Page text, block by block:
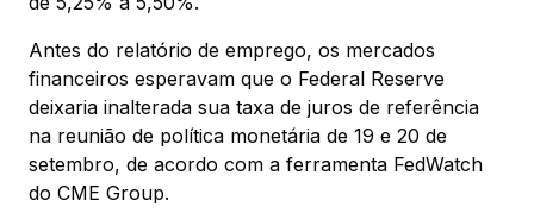
Antes do relatório de emprego, os mercados
financeiros esperavam que o Federal Reserve
deixaria inalterada sua taxa de juros de referência
na reunião de política monetária de 19 e 20 de
setembro, de acordo com a ferramenta FedWatch
do CME Group.